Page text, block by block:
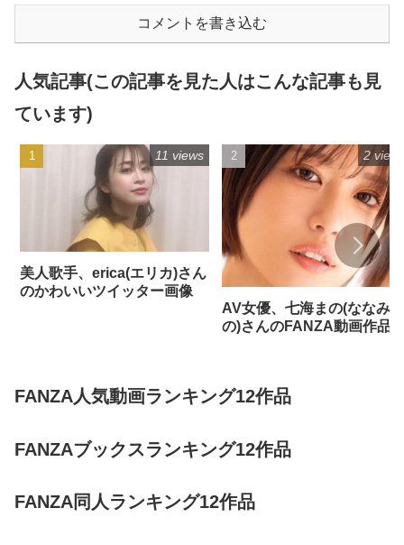
コメントを書き込む
人気記事(この記事を見た人はこんな記事も見
ています)
美人歌手、erica(エリカ)さん
のかわいいツイッター画像
11 views
AV女優、七海まの(ななみま
の)さんのFANZA動画作品
2
FANZA人気動画ランキング12作品
FANZAブックスランキング12作品
FANZA同人ランキング12作品